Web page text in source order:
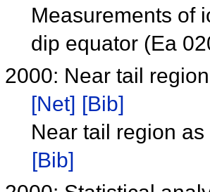
Measurements of
dip equator (Ea
2000: Near tail
[Net] [Bib]
Near tail region
[Bib]